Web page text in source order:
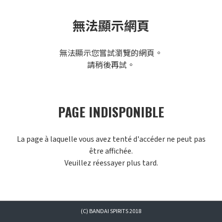
無法顯示網頁
無法顯示您嘗試瀏覽的網頁。
請稍後再試。
PAGE INDISPONIBLE
La page à laquelle vous avez tenté d'accéder ne peut pas
être affichée.
Veuillez réessayer plus tard.
(C) BANDAI SPIRITS 2018